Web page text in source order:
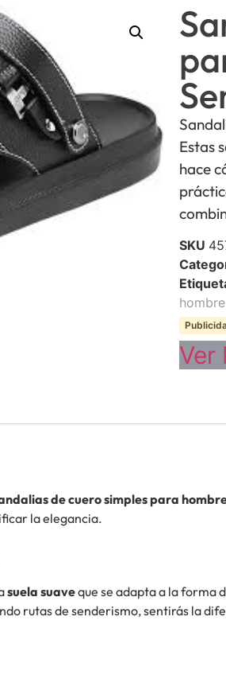
Estas
hace
SKU
hombre
Ver
de cuero simples para
la elegancia.
suela suaveque se adapta a la forma
rutas de senderismo, sentirás la